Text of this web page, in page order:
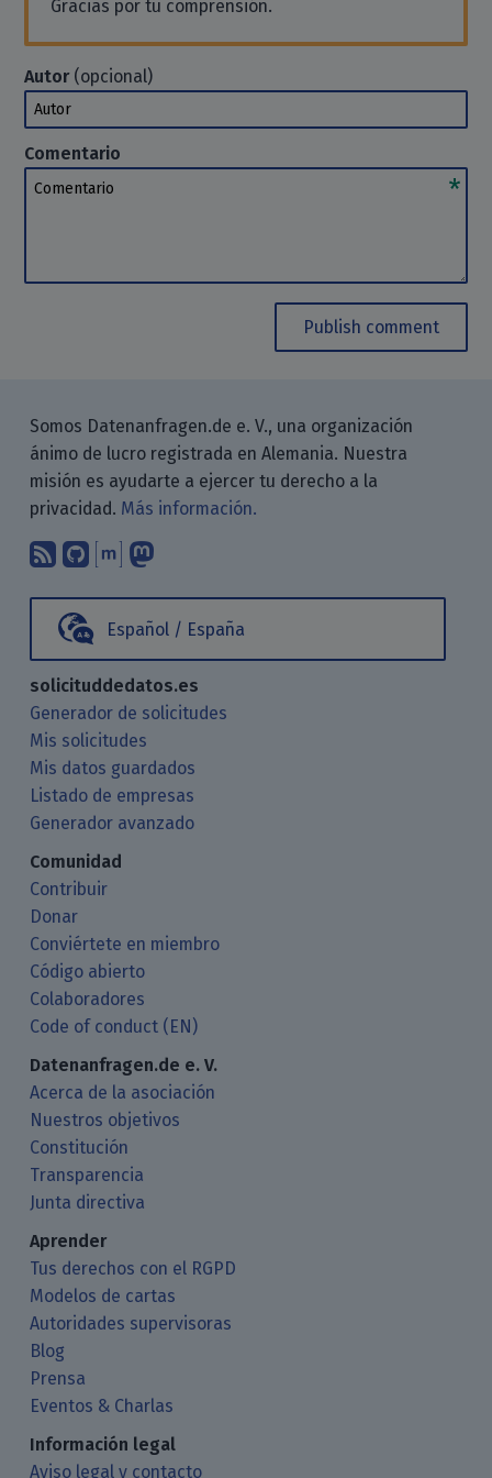
Gracias por tu comprensión.
Autor(opcional)
Autor
Comentario
Comentario
Publish comment
Somos Datenanfragen.de e. V., una organización
ánimo de lucro registrada en Alemania. Nuestra
misión es ayudarte a ejercer tu derecho a la
privacidad. Más información.
Suscríbete a nuestro blog a través
Encuéntranos en GitHub
Encuéntranos en Matrix
Español / España
solicituddedatos.es
Generador de solicitudes
Mis solicitudes
Mis datos guardados
Listado de empresas
Generador avanzado
Comunidad
Contribuir
Donar
Conviértete en miembro
Código abierto
Colaboradores
Code of conduct (EN)
Datenanfragen.de e. V.
Acerca de la asociación
Nuestros objetivos
Constitución
Transparencia
Junta directiva
Aprender
Tus derechos con el RGPD
Modelos de cartas
Autoridades supervisoras
Blog
Prensa
Eventos & Charlas
Información legal
Aviso legal y contacto